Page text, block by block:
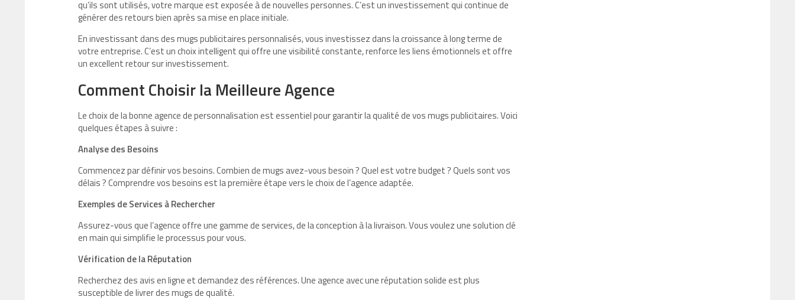
qu’ils sont utilisés, votre marque est exposée à de nouvelles personnes. C’est un investissement qui continue de
générer des retours bien après sa mise en place initiale.
En investissant dans des mugs publicitaires personnalisés, vous investissez dans la croissance à long terme de
votre entreprise. C’est un choix intelligent qui offre une visibilité constante, renforce les liens émotionnels et offre
un excellent retour sur investissement.
Comment Choisir la Meilleure Agence
Le choix de la bonne agence de personnalisation est essentiel pour garantir la qualité de vos mugs publicitaires. Voici
quelques étapes à suivre :
Analyse des Besoins
Commencez par définir vos besoins. Combien de mugs avez-vous besoin ? Quel est votre budget ? Quels sont vos
délais ? Comprendre vos besoins est la première étape vers le choix de l’agence adaptée.
Exemples de Services à Rechercher
Assurez-vous que l’agence offre une gamme de services, de la conception à la livraison. Vous voulez une solution clé
en main qui simplifie le processus pour vous.
Vérification de la Réputation
Recherchez des avis en ligne et demandez des références. Une agence avec une réputation solide est plus
susceptible de livrer des mugs de qualité.